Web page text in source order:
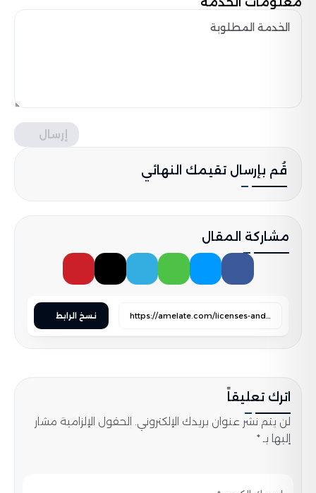
إرسال
قُم بإرسال تقيمك النهائي
مشاركة المقال
نسخ الرابط
اترك تعليقاً
لن يتم نشر عنوان بريدك الإلكتروني. الحقول الإلزامية مشار
إليها بـ *